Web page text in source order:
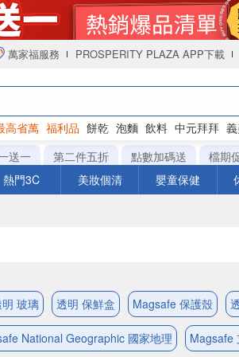
萬家福服務 PROSPERITY PLAZA APP下載
高省萬 福利品 餅乾 泡麵 飲料 中元拜拜
送一 第二件五折 點數加碼送
檔期
熱門3C 美妝個清 嬰童保健
玻璃 透明 保鮮盒 Magsafe 保護殼
National Geographic 國家地理 Magsafe